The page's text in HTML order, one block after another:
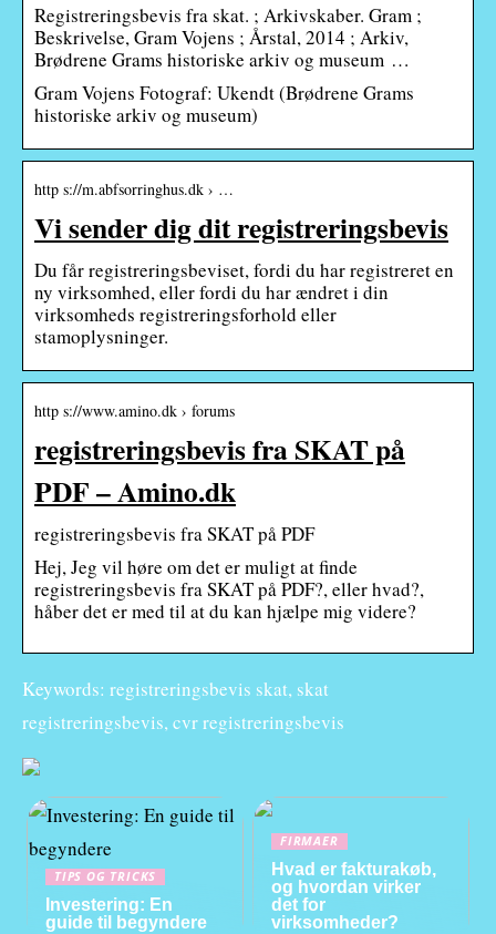
Registreringsbevis fra skat. ; Arkivskaber. Gram ;
Beskrivelse, Gram Vojens ; Årstal, 2014 ; Arkiv,
Brødrene Grams historiske arkiv og museum …
Gram Vojens Fotograf: Ukendt (Brødrene Grams
historiske arkiv og museum)
http s://m.abfsorringhus.dk › …
Vi sender dig dit registreringsbevis
Du får registreringsbeviset, fordi du har registreret en
ny virksomhed, eller fordi du har ændret i din
virksomheds registreringsforhold eller
stamoplysninger.
http s://www.amino.dk › forums
registreringsbevis fra SKAT på
PDF – Amino.dk
registreringsbevis fra SKAT på PDF
Hej, Jeg vil høre om det er muligt at finde
registreringsbevis fra SKAT på PDF?, eller hvad?,
håber det er med til at du kan hjælpe mig videre?
Keywords: registreringsbevis skat, skat
registreringsbevis, cvr registreringsbevis
TIPS OG TRICKS
Investering: En
guide til begyndere
FIRMAER
Hvad er fakturakøb,
og hvordan virker
det for
virksomheder?